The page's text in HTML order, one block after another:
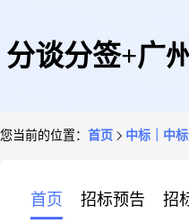
分谈分签+广
您当前的位置： 首页 中标｜中
首页 招标预告 招